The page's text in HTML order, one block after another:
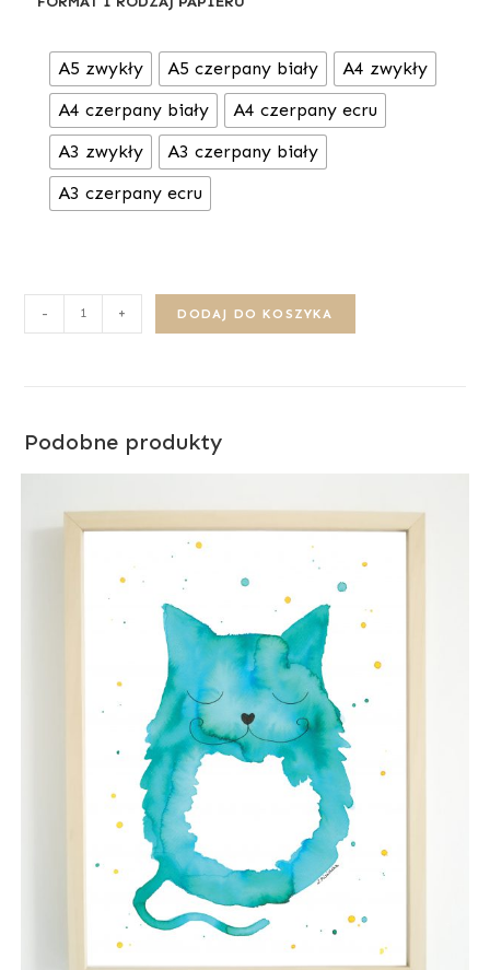
A5 zwykły A5 czerpany biały
A4 zwykły
A4 czerpany biały
A4 czerpany ecru
A3 zwykły
A3 czerpany biały
A3 czerpany ecru
- + DODAJ DO KOSZYKA
Podobne produkty